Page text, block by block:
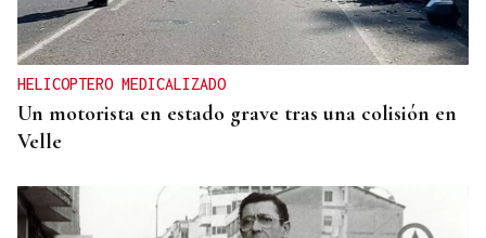
HELICOPTERO MEDICALIZADO
Un motorista en estado grave tras una colisión en
Velle